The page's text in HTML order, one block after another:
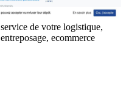
de votre logistique,
ecommerce